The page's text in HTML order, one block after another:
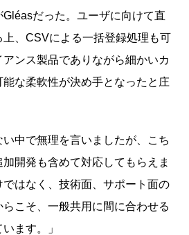
だった。ユーザに向けて直
、CSVによる一括登録処理も可
ンス製品でありながら細かいカ
な柔軟性が決め手となったと庄
い中で無理を言いましたが、こち
開発も含めて対応してもらえま
ではなく、技術面、サポート面の
こそ、一般共用に間に合わせる
ます。」